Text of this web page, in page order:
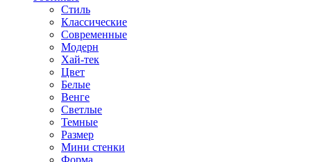
Стиль
Классические
Современные
Модерн
Хай-тек
Цвет
Белые
Венге
Светлые
Темные
Размер
Мини стенки
Форма